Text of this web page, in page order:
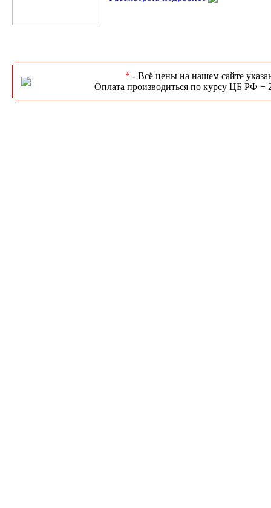
* - Всё цены на нашем сайте
Оплата производиться по курсу ЦБ РФ +